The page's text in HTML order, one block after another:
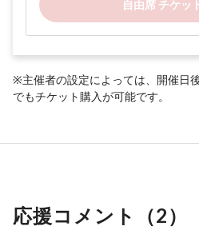
自由席 チケッ
※主催者の設定によっては、開催日
でもチケット購入が可能です。
応援コメント（2）